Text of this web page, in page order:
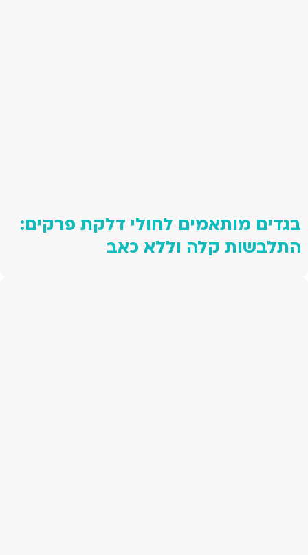
בגדים מותאמים לחולי דלקת פרקים:
התלבשות קלה וללא כאב